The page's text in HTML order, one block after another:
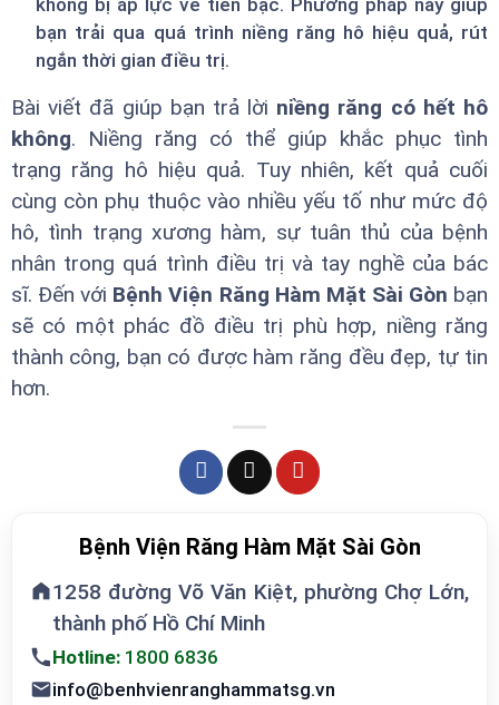
bạn trải qua quá trình niềng răng hô hiệu quả, rút
ngắn thời gian điều trị.
Bài viết đã giúp bạn trả lời niềng răng có hết hô
không. Niềng răng có thể giúp khắc phục tình
trạng răng hô hiệu quả. Tuy nhiên, kết quả cuối
cùng còn phụ thuộc vào nhiều yếu tố như mức độ
hô, tình trạng xương hàm, sự tuân thủ của bệnh
nhân trong quá trình điều trị và tay nghề của bác
sĩ. Đến với Bệnh Viện Răng Hàm Mặt Sài Gòn bạn
sẽ có một phác đồ điều trị phù hợp, niềng răng
thành công, bạn có được hàm răng đều đẹp, tự tin
hơn.
Bệnh Viện Răng Hàm Mặt Sài Gòn
1258 đường Võ Văn Kiệt, phường Chợ Lớn,
thành phố Hồ Chí Minh
Hotline: 1800 6836
info@benhvienranghammatsg.vn